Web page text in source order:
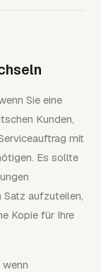
Sie eine
Kunden,
mit
Es sollte
aufzuteilen,
Kopie für Ihre